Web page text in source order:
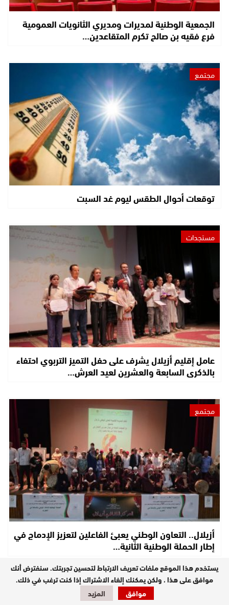
الجمعية الوطنية لمديرات ومديري الثانويات العمومية
فرع فقيه بن صالح تكرم المتقاعدين…
مجتمع
توقعات أحوال الطقس ليوم غد السبت
مستجدات
عامل إقليم أزيلال يشرف على حفل التميز التربوي احتفاء
بالذكرى السابعة والعشرين لعيد العرش…
مجتمع
أزيلال.. التعاون الوطني يعبئ الفاعلين لتعزيز الإدماج في
إطار الحملة الوطنية الثانية…
مستجدات
يستخدم هذا الموقع ملفات تعريف الارتباط لتحسين تجربتك. سنفترض أنك
موافق على هذا ، ولكن يمكنك إلغاء الاشتراك إذا كنت ترغب في ذلك.
موافق
المزيد